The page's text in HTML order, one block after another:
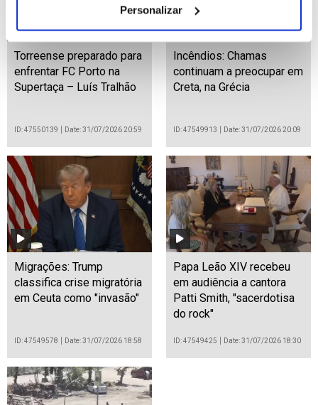
Personalizar
Torreense preparado para
enfrentar FC Porto na
Supertaça – Luís Tralhão
ID: 47550139 Date: 31/07/2026 20:59
Incêndios: Chamas
continuam a preocupar em
Creta, na Grécia
ID: 47549913 Date: 31/07/2026 20:09
Migrações: Trump
classifica crise migratória
em Ceuta como "invasão"
ID: 47549578 Date: 31/07/2026 18:58
Papa Leão XIV recebeu
em audiência a cantora
Patti Smith, "sacerdotisa
do rock"
ID: 47549425 Date: 31/07/2026 18:30